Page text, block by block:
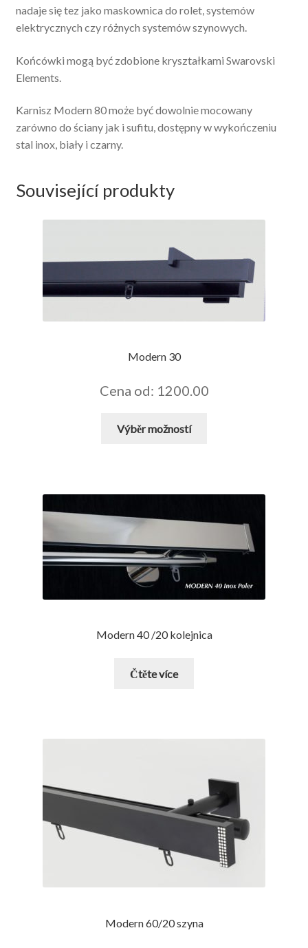
nadaje się tez jako maskownica do rolet, systemów
elektrycznych czy różnych systemów szynowych.
Końcówki mogą być zdobione kryształkami Swarovski
Elements.
Karnisz Modern 80 może być dowolnie mocowany
zarówno do ściany jak i sufitu, dostępny w wykończeniu
stal inox, biały i czarny.
Související produkty
Modern 30
Cena od: 1200.00
Výběr možností
lze
na
Modern 40 /20 kolejnica
Čtěte více
Modern 60/20 szyna